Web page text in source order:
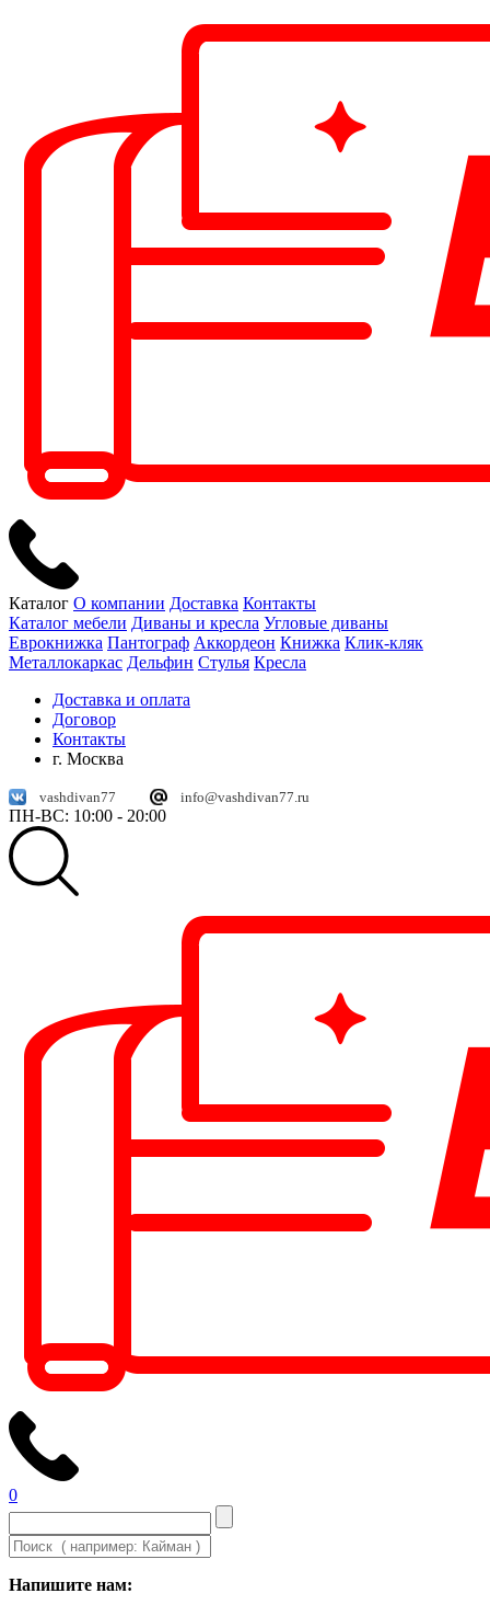
Каталог О компании Доставка Контакты
Каталог мебели Диваны и кресла Угловые диваны
Еврокнижка Пантограф Аккордеон Книжка Клик-кляк
Металлокаркас Дельфин Стулья Кресла
Доставка и оплата
Договор
Контакты
г. Москва
vashdivan77 info@vashdivan77.ru
ПН-ВС: 10:00 - 20:00
0
Напишите нам: